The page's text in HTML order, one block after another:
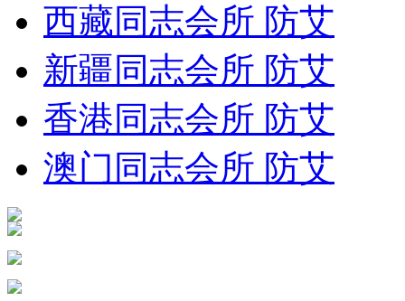
西藏同志会所 防艾
新疆同志会所 防艾
香港同志会所 防艾
澳门同志会所 防艾